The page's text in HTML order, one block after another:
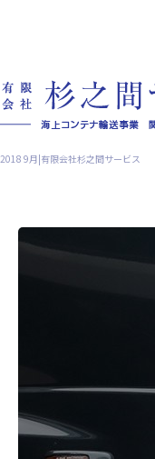
2018 9月|有限会社杉之間サービス